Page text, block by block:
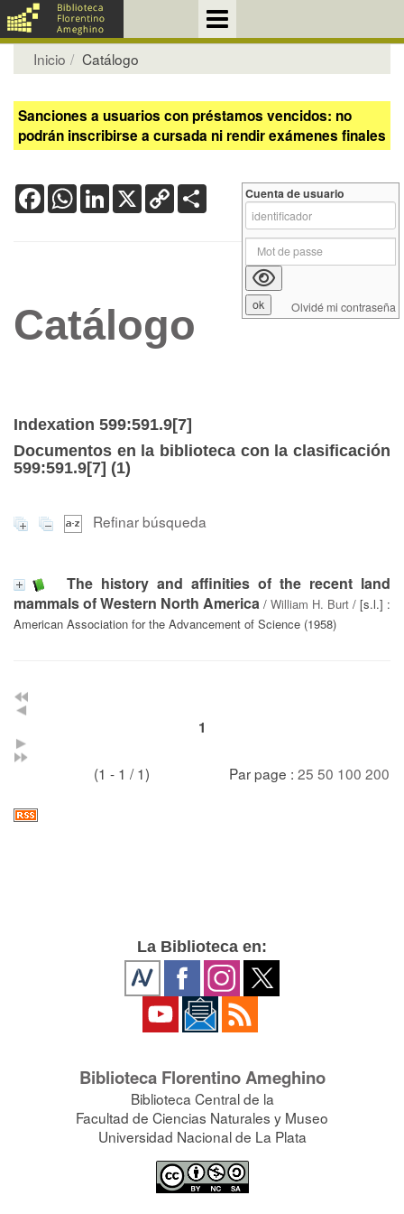
Inicio Catálogo
Sanciones a usuarios con préstamos vencidos: no
podrán inscribirse a cursada ni rendir exámenes finales
FacebookWhatsApp
LinkedIn
X Copy
Link
Catálogo
Indexation 599:591.9[7]
Documentos en la biblioteca con la clasificación
599:591.9[7] (1)
Refinar búsqueda
The history and affinities of the recent land
mammals of Western North America / William H. Burt / [s.l.] :
American Association for the Advancement of Science (1958)
1
(1 - 1 / 1) Par page : 25 50 100 200
Cuenta de usuario
Olvidé mi contraseña
La Biblioteca en:
Biblioteca Florentino Ameghino
Biblioteca Central de la
Facultad de Ciencias Naturales y Museo
Universidad Nacional de La Plata